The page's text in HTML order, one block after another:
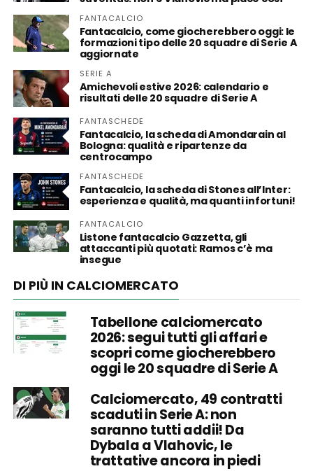
FANTACALCIO
Fantacalcio, come giocherebbero oggi: le
formazioni tipo delle 20 squadre di Serie A
aggiornate
SERIE A
Amichevoli estive 2026: calendario e
risultati delle 20 squadre di Serie A
FANTASCHEDE
Fantacalcio, la scheda di Amondarain al
Bologna: qualità e ripartenze da
centrocampo
FANTASCHEDE
Fantacalcio, la scheda di Stones all’Inter:
esperienza e qualità, ma quanti infortuni!
FANTACALCIO
Listone fantacalcio Gazzetta, gli
attaccanti più quotati: Ramos c’è ma
insegue
DI PIÙ IN CALCIOMERCATO
Tabellone calciomercato
2026: segui tutti gli affari e
scopri come giocherebbero
oggi le 20 squadre di Serie A
Calciomercato, 49 contratti
scaduti in Serie A: non
saranno tutti addii! Da
Dybala a Vlahovic, le
trattative ancora in piedi